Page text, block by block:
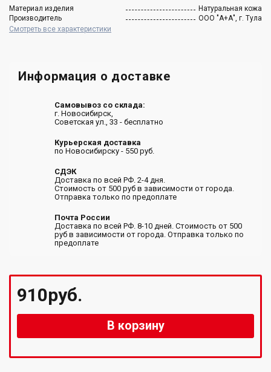
Материал изделия
Натуральная кожа
Производитель
ООО "А+А", г. Тула
Смотреть все характеристики
Информация о доставке
Самовывоз со склада:
г. Новосибирск,
Советская ул., 33 - бесплатно
Курьерская доставка
по Новосибирску - 550 руб.
СДЭК
Доставка по всей РФ. 2-4 дня.
Стоимость от 500 руб в зависимости от города.
Отправка только по предоплате
Почта России
Доставка по всей РФ. 8-10 дней. Стоимость от 500
руб в зависимости от города. Отправка только по
предоплате
910руб.
В корзину